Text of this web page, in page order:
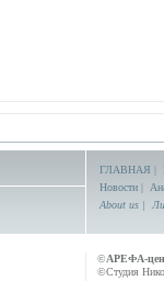
ГЛАВНАЯ |
Новости |
About us |
©АРЕФА-
©Студия